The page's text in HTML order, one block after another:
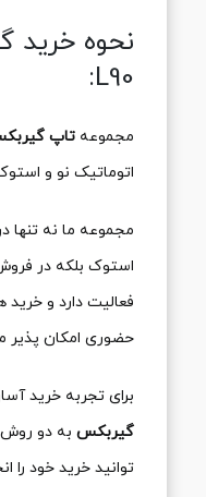
نحوه خرید
L90:
مجموعه تاپ
اتوماتیک نو و
مجموعه ما نه
استوک بلکه در
فعالیت دارد و
حضوری امکان پذیر
برای تجربه خرید
گیربکسبه دو روش
توانید خرید خود را